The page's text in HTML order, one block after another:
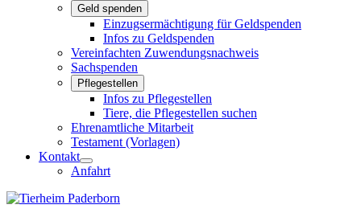
Geld spenden
Einzugsermächtigung für Geldspenden
Infos zu Geldspenden
Vereinfachten Zuwendungsnachweis
Sachspenden
Pflegestellen
Infos zu Pflegestellen
Tiere, die Pflegestellen suchen
Ehrenamtliche Mitarbeit
Testament (Vorlagen)
Kontakt
Anfahrt